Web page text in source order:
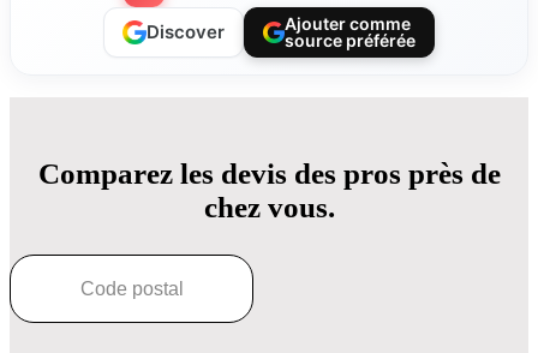
Discover
Ajouter comme
source préférée
Comparez les devis des pros près de
chez vous.